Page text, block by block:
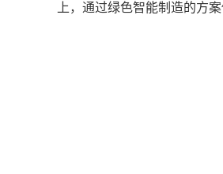
上，通过绿色智能制造的方